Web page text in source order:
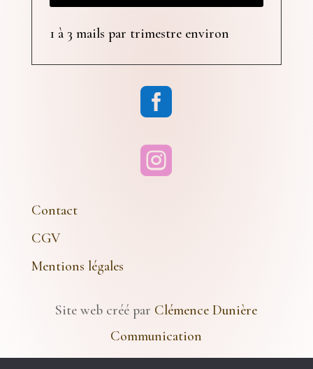
1 à 3 mails par trimestre environ


Contact
CGV
Mentions légales
Site web créé par Clémence Dunière
Communication